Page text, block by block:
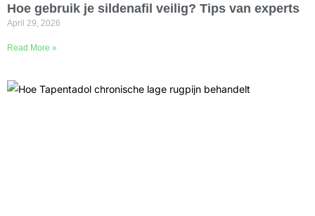
Hoe gebruik je sildenafil veilig? Tips van experts
April 29, 2026
Read More »